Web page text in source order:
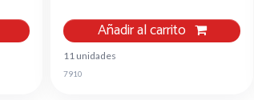
Añadir al carrito
11 unidades
7910